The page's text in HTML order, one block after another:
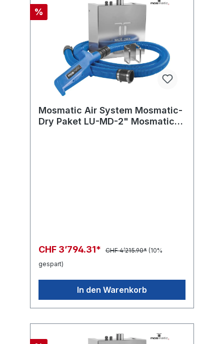
%
Mosmatic Air System Mosmatic-
Dry Paket LU-MD-2" Mosmatic-
CHF 3’794.31* CHF 4’215.90* (10%
gespart)
In den Warenkorb